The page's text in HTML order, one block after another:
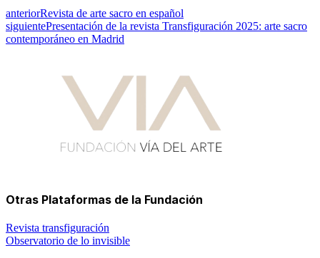
anteriorRevista de arte sacro en español
siguientePresentación de la revista Transfiguración 2025: arte sacro
contemporáneo en Madrid
Otras Plataformas de la Fundación
Revista transfiguración
Observatorio de lo invisible